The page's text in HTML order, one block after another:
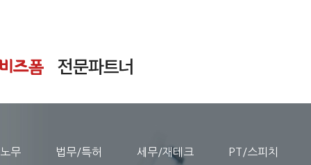
노무 법무/특허 세무/재테크 PT/스피치